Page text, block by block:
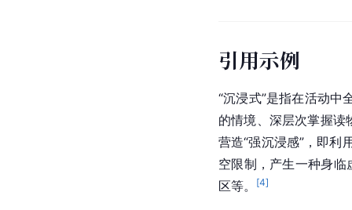
引用示例
“沉浸式”是指在活动中
的情境、深层次掌握读
营造“强沉浸感”，即利
空限制，产生一种身
区等。
[4]